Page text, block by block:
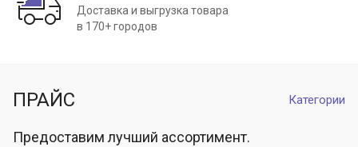
Доставка и выгрузка товара
в 170+ городов
Категории
ПРАЙС
Предоставим лучший ассортимент.